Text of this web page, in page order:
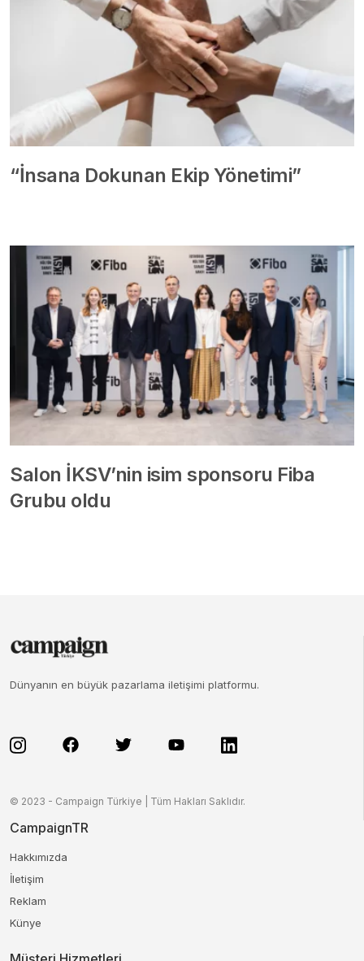
“İnsana Dokunan Ekip Yönetimi”
Salon İKSV’nin isim sponsoru Fiba
Grubu oldu
Dünyanın en büyük pazarlama iletişimi platformu.
© 2023 - Campaign Türkiye | Tüm Hakları Saklıdır.
CampaignTR
Hakkımızda
İletişim
Reklam
Künye